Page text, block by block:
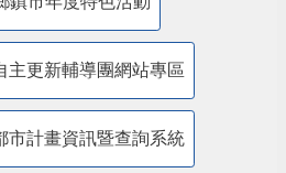
主更新輔導團網站專區
市計畫資訊暨查詢系統